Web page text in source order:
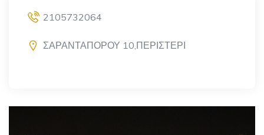
2105732064
ΣΑΡΑΝΤΑΠΟΡΟΥ 10,ΠΕΡΙΣΤΕΡΙ